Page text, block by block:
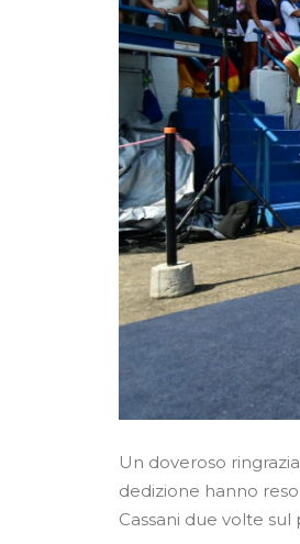
Un doveroso
dedizione hanno
Cassani due volte